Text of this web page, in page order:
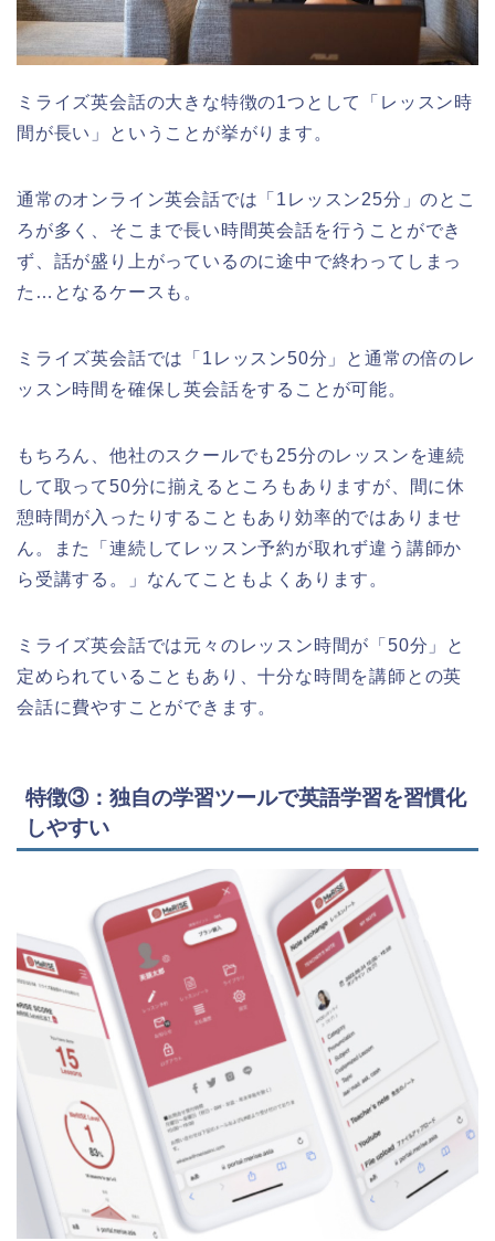
ミライズ英会話の大きな特徴の1つとして「レッスン時
間が長い」ということが挙がります。
通常のオンライン英会話では「1レッスン25分」のとこ
ろが多く、そこまで長い時間英会話を行うことができ
ず、話が盛り上がっているのに途中で終わってしまっ
た…となるケースも。
ミライズ英会話では「1レッスン50分」と通常の倍のレ
ッスン時間を確保し英会話をすることが可能。
もちろん、他社のスクールでも25分のレッスンを連続
して取って50分に揃えるところもありますが、間に休
憩時間が入ったりすることもあり効率的ではありませ
ん。また「連続してレッスン予約が取れず違う講師か
ら受講する。」なんてこともよくあります。
ミライズ英会話では元々のレッスン時間が「50分」と
定められていることもあり、十分な時間を講師との英
会話に費やすことができます。
特徴③：独自の学習ツールで英語学習を習慣化
しやすい